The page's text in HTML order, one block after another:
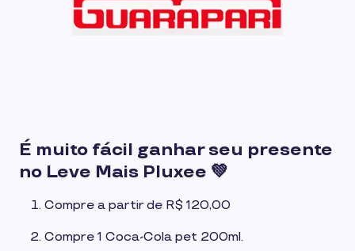
É muito fácil ganhar seu presente
no Leve Mais Pluxee 💚
Compre a partir de R$ 120,00
Compre 1 Coca-Cola pet 200ml.